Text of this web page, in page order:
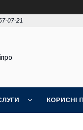
07-21
КОРИСНІ